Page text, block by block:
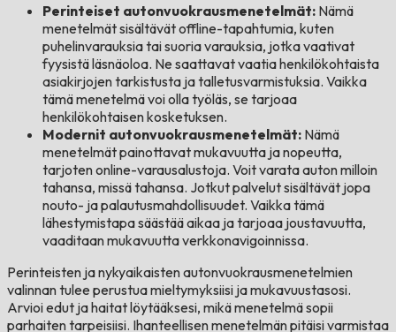
Perinteiset autonvuokrausmenetelmät: Nämä
menetelmät sisältävät offline-tapahtumia, kuten
puhelinvarauksia tai suoria varauksia, jotka vaativat
fyysistä läsnäoloa. Ne saattavat vaatia henkilökohtaista
asiakirjojen tarkistusta ja talletusvarmistuksia. Vaikka
tämä menetelmä voi olla työläs, se tarjoaa
henkilökohtaisen kosketuksen.
Modernit autonvuokrausmenetelmät: Nämä
menetelmät painottavat mukavuutta ja nopeutta,
tarjoten online-varausalustoja. Voit varata auton milloin
tahansa, missä tahansa. Jotkut palvelut sisältävät jopa
nouto- ja palautusmahdollisuudet. Vaikka tämä
lähestymistapa säästää aikaa ja tarjoaa joustavuutta,
vaaditaan mukavuutta verkkonavigoinnissa.
Perinteisten ja nykyaikaisten autonvuokrausmenetelmien
valinnan tulee perustua mieltymyksiisi ja mukavuustasosi.
Arvioi edut ja haitat löytääksesi, mikä menetelmä sopii
parhaiten tarpeisiisi. Ihanteellisen menetelmän pitäisi varmistaa